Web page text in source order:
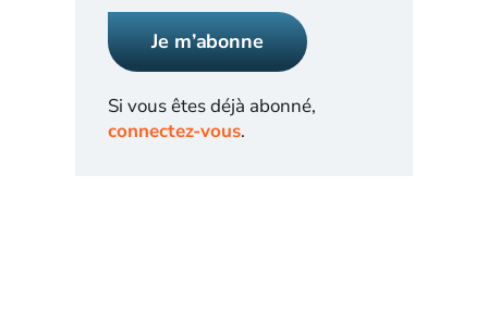
Je m’abonne
Si vous êtes déjà abonné,
connectez-vous.